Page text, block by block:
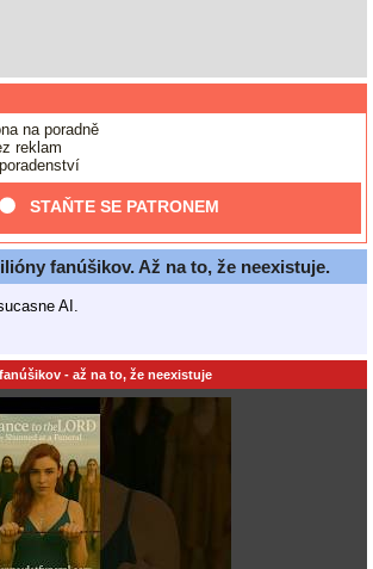
na poradně
reklam
STAŇTE SE PATRONEM
fanúšikov. Až na to, že neexistuje.
AI.
- až na to, že neexistuje